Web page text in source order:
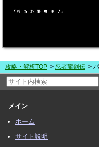
攻略・解析TOP 忍者龍剣伝
メイン
ホーム
サイト説明